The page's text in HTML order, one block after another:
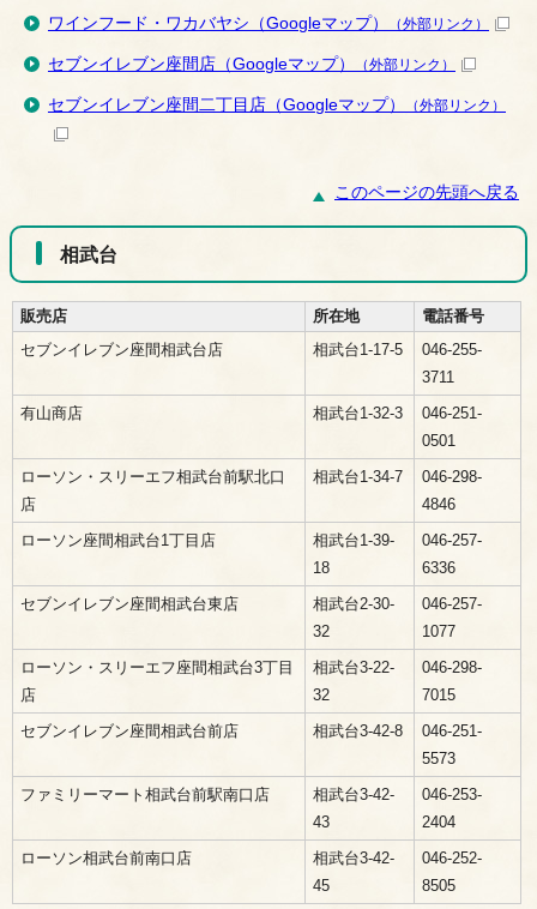
ワインフード・ワカバヤシ（Googleマップ） （外部リンク）
セブンイレブン座間店（Googleマップ） （外部リンク）
セブンイレブン座間二丁目店（Googleマップ） （外部リンク）
このページの先頭へ戻る
相武台
販売店 所在地
電話番号
セブンイレブン座間相武台店
相武台1-17-5
046-255-
3711
有山商店
相武台1-32-3
046-251-
0501
ローソン・スリーエフ相武台前駅北口
店
相武台1-34-7
046-298-
4846
ローソン座間相武台1丁目店
相武台1-39-
18
046-257-
6336
セブンイレブン座間相武台東店
相武台2-30-
32
046-257-
1077
ローソン・スリーエフ座間相武台3丁目
店
相武台3-22-
32
046-298-
7015
セブンイレブン座間相武台前店
相武台3-42-8
046-251-
5573
ファミリーマート相武台前駅南口店
相武台3-42-
43
046-253-
2404
ローソン相武台前南口店
相武台3-42-
45
046-252-
8505